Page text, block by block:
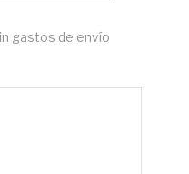
gastos de envío